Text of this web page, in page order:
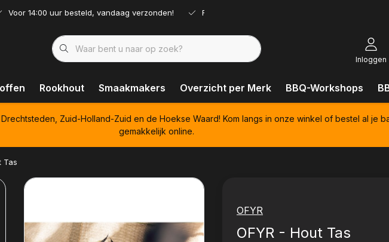
Voor 14:00 uur besteld, vandaag verzonden! Ruim assortiment!
Inloggen
Rookhout Smaakmakers Overzicht per Merk BBQ-Workshops
Zuid-Holland-Zuid en de Hoekse Waard! Kom langs in onze winkel of bestel al je
gemakkelijk online.
Tas
OFYR
OFYR - Hout Tas